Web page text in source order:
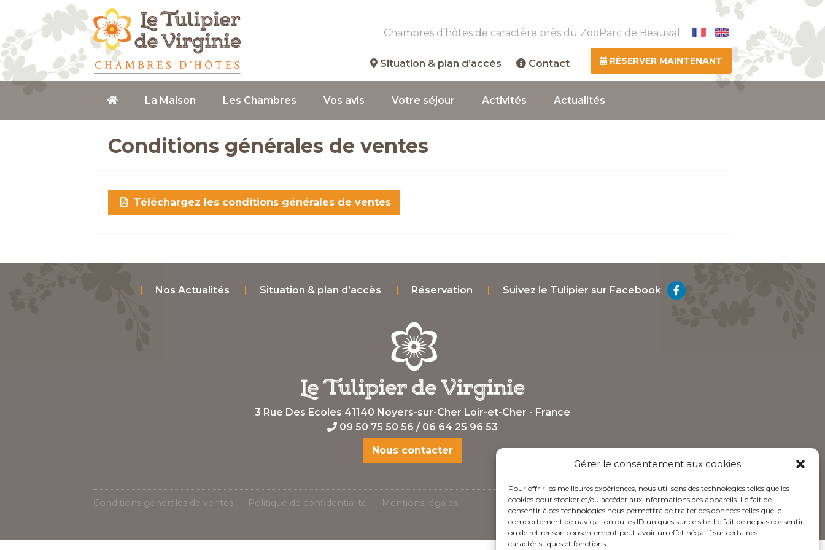
Gérer le consentement aux cookies
Pour offrir les meilleures expériences, nous utilisons des technologies telles que les
cookies pour stocker et/ou accéder aux informations des appareils. Le fait de
consentir à ces technologies nous permettra de traiter des données telles que le
comportement de navigation ou les ID uniques sur ce site. Le fait de ne pas consentir
ou de retirer son consentement peut avoir un effet négatif sur certaines
caractéristiques et fonctions.
Chambres d’hôtes de caractère près du ZooParc de Beauval
Situation & plan d’accès Contact RÉSERVER MAINTENANT
La Maison Les Chambres Vos avis Votre séjour Activités Actualités
Conditions générales de ventes
Téléchargez les conditions générales de ventes
Nos Actualités Situation & plan d’accès Réservation Suivez le Tulipier sur Facebook
3 Rue Des Ecoles 41140 Noyers-sur-Cher Loir-et-Cher - France
09 50 75 50 56 / 06 64 25 96 53‬
Nous contacter
Conditions générales de ventes Politique de confidentialité Mentions légales olivgraphic.com